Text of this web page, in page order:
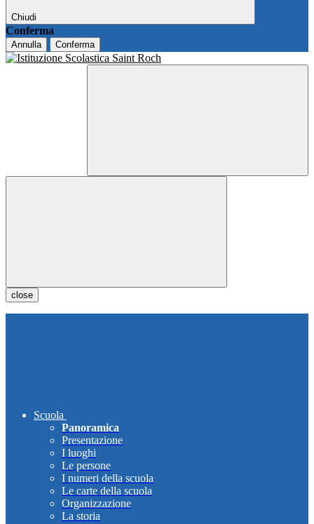
Chiudi
Conferma
Annulla Conferma
close
Scuola
Panoramica
Presentazione
I luoghi
Le persone
I numeri della scuola
Le carte della scuola
Organizzazione
La storia